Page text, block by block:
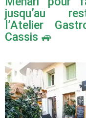
jusqu’au
l’Atelier
Cassis 🚙